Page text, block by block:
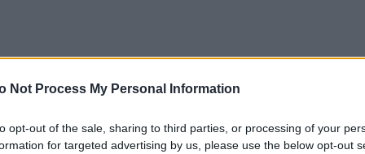
Not Process My Personal Information
opt-out of the sale, sharing to third parties, or processing of your
for targeted advertising by us, please use the below opt-out